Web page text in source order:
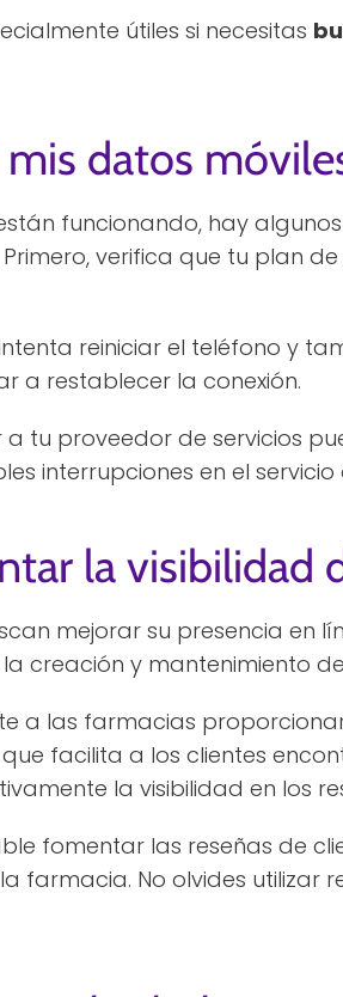
útiles si necesitas
mis datos
funcionando, hay
verifica que tu plan
reiniciar el teléfono y
a restablecer la conexión.
tu proveedor de servicios
interrupciones en el
la visibilidad
mejorar su presencia en
creación y mantenimiento
a las farmacias
facilita a los clientes
la visibilidad en los
fomentar las reseñas de
farmacia. No olvides utilizar